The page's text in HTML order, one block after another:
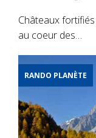
Châteaux
au coeur des…
RANDO PLANÈTE